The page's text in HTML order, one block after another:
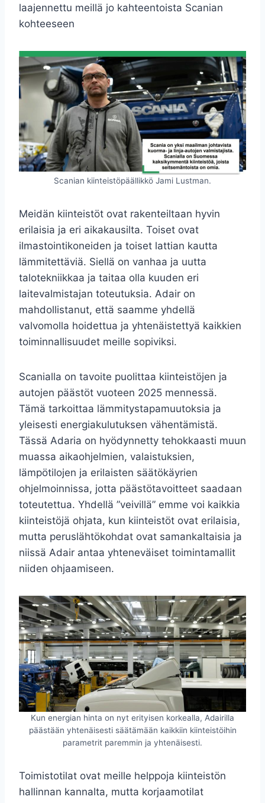
laajennettu meillä jo kahteentoista Scanian
kohteeseen
Scanian kiinteistöpäällikkö Jami Lustman.
Meidän kiinteistöt ovat rakenteiltaan hyvin
erilaisia ja eri aikakausilta. Toiset ovat
ilmastointikoneiden ja toiset lattian kautta
lämmitettäviä. Siellä on vanhaa ja uutta
talotekniikkaa ja taitaa olla kuuden eri
laitevalmistajan toteutuksia. Adair on
mahdollistanut, että saamme yhdellä
valvomolla hoidettua ja yhtenäistettyä kaikkien
toiminnallisuudet meille sopiviksi.
Scanialla on tavoite puolittaa kiinteistöjen ja
autojen päästöt vuoteen 2025 mennessä.
Tämä tarkoittaa lämmitystapamuutoksia ja
yleisesti energiakulutuksen vähentämistä.
Tässä Adaria on hyödynnetty tehokkaasti muun
muassa aikaohjelmien, valaistuksien,
lämpötilojen ja erilaisten säätökäyrien
ohjelmoinnissa, jotta päästötavoitteet saadaan
toteutettua. Yhdellä ”veivillä” emme voi kaikkia
kiinteistöjä ohjata, kun kiinteistöt ovat erilaisia,
mutta peruslähtökohdat ovat samankaltaisia ja
niissä Adair antaa yhteneväiset toimintamallit
niiden ohjaamiseen.
Kun energian hinta on nyt erityisen korkealla, Adairilla
päästään yhtenäisesti säätämään kaikkiin kiinteistöihin
parametrit paremmin ja yhtenäisesti.
Toimistotilat ovat meille helppoja kiinteistön
hallinnan kannalta, mutta korjaamotilat